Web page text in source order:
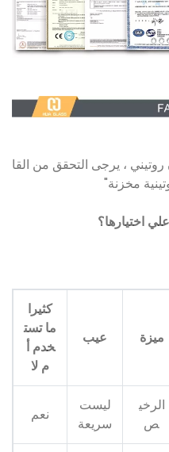
، يرجى التحقق من القا
مخزنة"
ميزة عيب
كثيرا
ما تست
خدم أ
م لا
الرخي
ص
ليست
سريعة
نعم